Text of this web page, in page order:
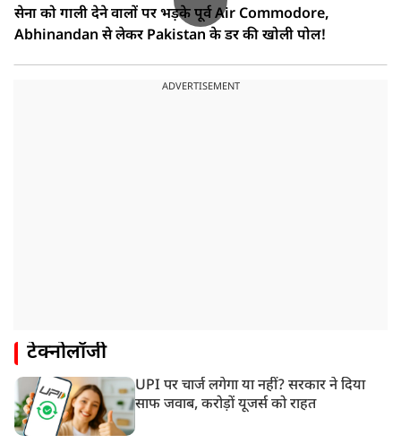
सेना को गाली देने वालों पर भड़के पूर्व Air Commodore,
Abhinandan से लेकर Pakistan के डर की खोली पोल!
ADVERTISEMENT
टेक्नोलॉजी
UPI पर चार्ज लगेगा या नहीं? सरकार ने दिया
साफ जवाब, करोड़ों यूजर्स को राहत